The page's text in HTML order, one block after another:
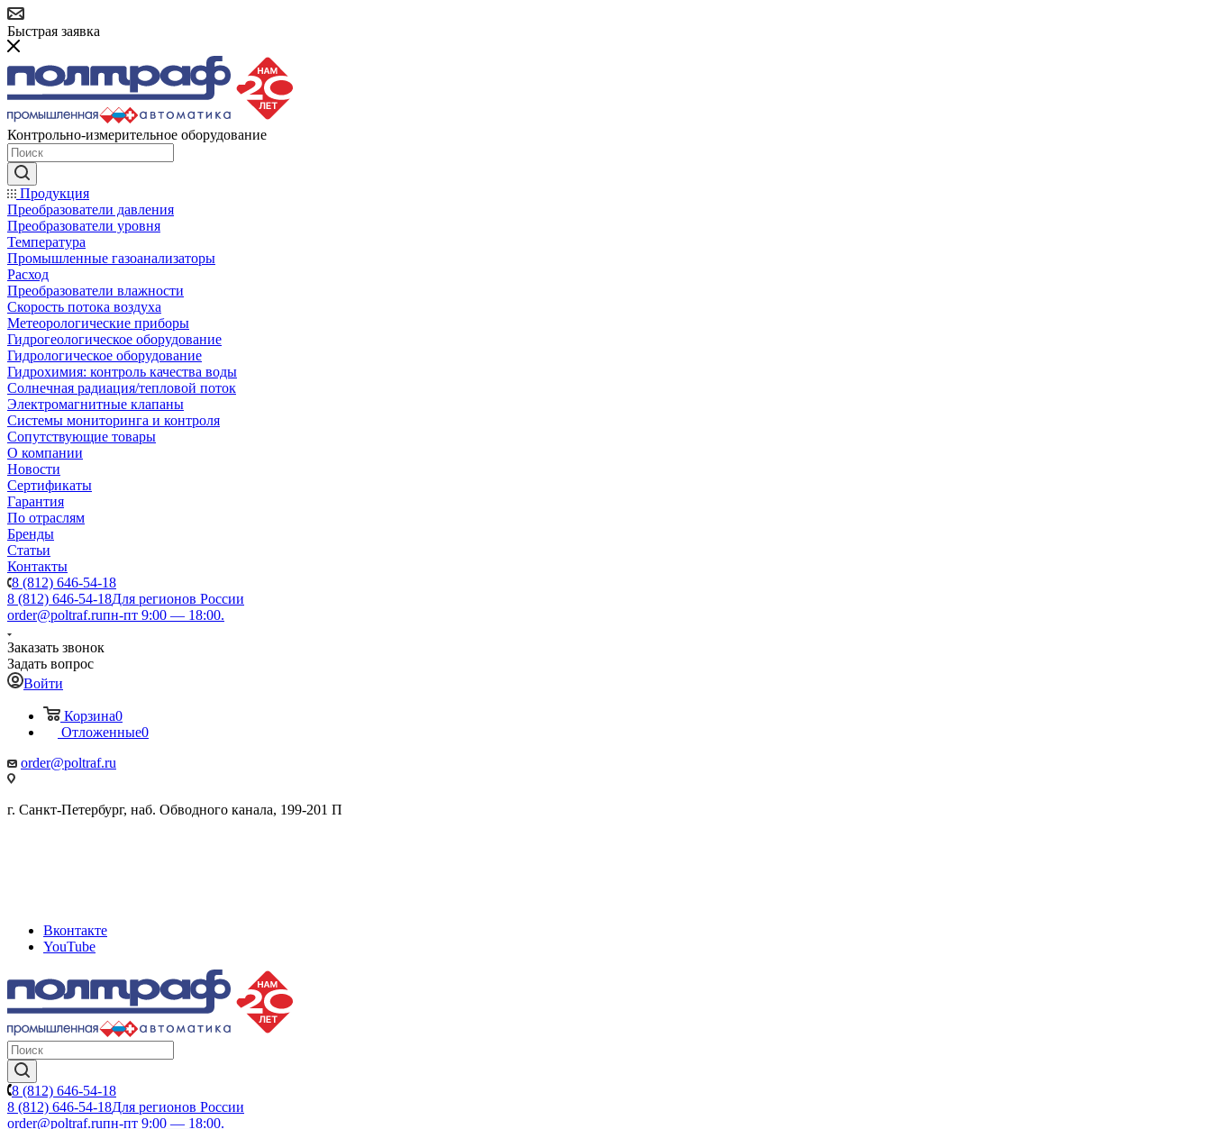
Быстрая заявка
Контрольно-измерительное оборудование
Продукция
Преобразователи давления
Преобразователи уровня
Температура
Промышленные газоанализаторы
Расход
Преобразователи влажности
Скорость потока воздуха
Метеорологические приборы
Гидрогеологическое оборудование
Гидрологическое оборудование
Гидрохимия: контроль качества воды
Солнечная радиация/тепловой поток
Электромагнитные клапаны
Системы мониторинга и контроля
Сопутствующие товары
О компании
Новости
Сертификаты
Гарантия
По отраслям
Бренды
Статьи
Контакты
8 (812) 646-54-18
8 (812) 646-54-18Для регионов России
order@poltraf.ruпн-пт 9:00 — 18:00.
Заказать звонок
Задать вопрос
Войти
Корзина0
Отложенные0
order@poltraf.ru
г. Санкт-Петербург, наб. Обводного канала, 199-201 П
Вконтакте
YouTube
8 (812) 646-54-18
8 (812) 646-54-18Для регионов России
order@poltraf.ruпн-пт 9:00 — 18:00.